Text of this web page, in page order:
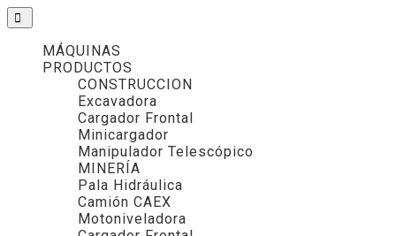
MÁQUINAS
PRODUCTOS
CONSTRUCCION
Excavadora
Cargador Frontal
Minicargador
Manipulador Telescópico
MINERÍA
Pala Hidráulica
Camión CAEX
Motoniveladora